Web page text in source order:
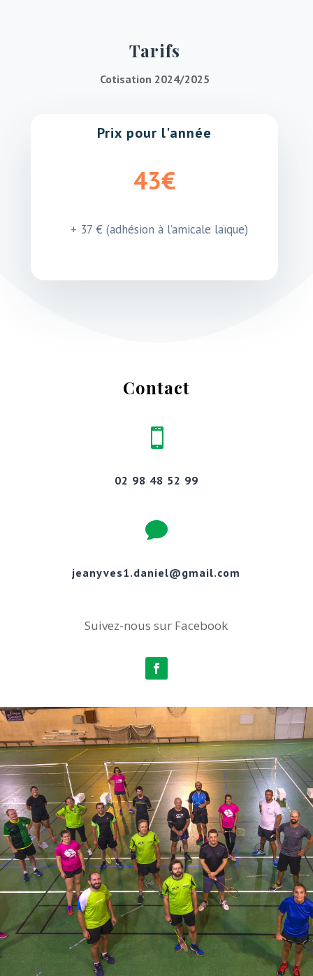
Tarifs
Cotisation 2024/2025
Prix pour l'année
43€
+ 37 € (adhésion à l’amicale laïque)
Contact

02 98 48 52 99

jeanyves1.daniel@gmail.com
Suivez-nous sur Facebook